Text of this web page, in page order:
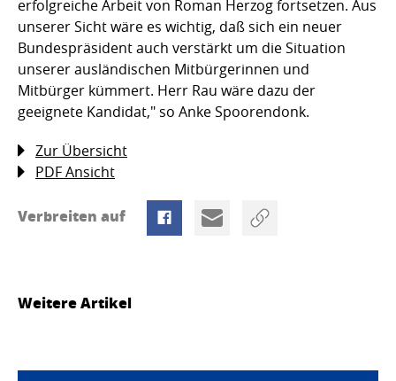
erfolgreiche Arbeit von Roman Herzog fortsetzen. Aus
unserer Sicht wäre es wichtig, daß sich ein neuer
Bundespräsident auch verstärkt um die Situation
unserer ausländischen Mitbürgerinnen und
Mitbürger kümmert. Herr Rau wäre dazu der
geeignete Kandidat," so Anke Spoorendonk.
Zur Übersicht
PDF Ansicht
Verbreiten auf
Weitere Artikel